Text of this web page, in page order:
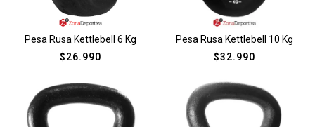
Pesa Rusa Kettlebell 6 Kg
$26.990
Pesa Rusa Kettlebell 10 Kg
$32.990